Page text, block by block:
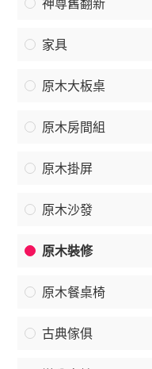
神尊舊翻新
家具
原木大板桌
原木房間組
原木掛屏
原木沙發
原木裝修
原木餐桌椅
古典傢俱